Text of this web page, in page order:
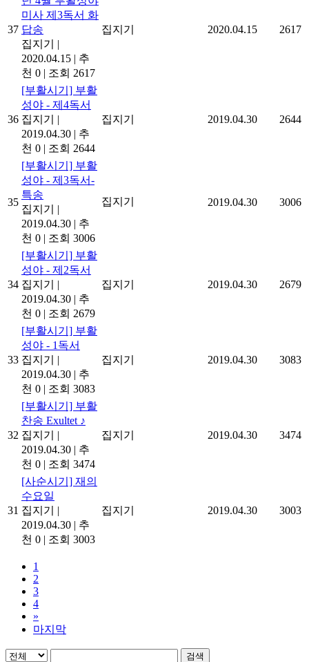
37
미사 제3독서 화
답송
집지기
|
2020.04.15 | 추
천 0 | 조회 2617
집지기 2020.04.15 2617
36
[부활시기] 부활
성야 - 제4독서
집지기
|
2019.04.30 | 추
천 0 | 조회 2644
집지기 2019.04.30 2644
35
[부활시기] 부활
성야 - 제3독서-
특송
집지기
|
2019.04.30 | 추
천 0 | 조회 3006
집지기 2019.04.30 3006
34
[부활시기] 부활
성야 - 제2독서
집지기
|
2019.04.30 | 추
천 0 | 조회 2679
집지기 2019.04.30 2679
33
[부활시기] 부활
성야 - 1독서
집지기
|
2019.04.30 | 추
천 0 | 조회 3083
집지기 2019.04.30 3083
32
[부활시기] 부활
찬송 Exultet ♪
집지기
|
2019.04.30 | 추
천 0 | 조회 3474
집지기 2019.04.30 3474
31
[사순시기] 재의
수요일
집지기
|
2019.04.30 | 추
천 0 | 조회 3003
집지기 2019.04.30 3003
1
2
3
4
»
마지막
검색